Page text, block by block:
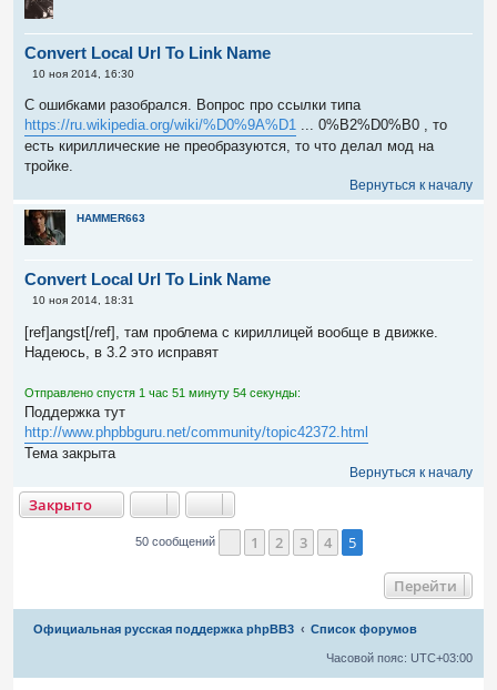
Convert Local Url To Link Name
С
о
б
щ
е
н
и
10 ноя 2014, 16:30
С ошибками разобрался. Вопрос про ссылки типа
https://ru.wikipedia.org/wiki/%D0%9A%D1 ... 0%B2%D0%B0 , то
есть кириллические не преобразуются, то что делал мод на
тройке.
Вернуться к началу
HAMMER663
Convert Local Url To Link Name
С
б
щ
и
е
10 ноя 2014, 18:31
[ref]angst[/ref], там проблема с кириллицей вообще в движке.
Надеюсь, в 3.2 это исправят
Отправлено спустя 1 час 51 минуту 54 секунды:
Поддержка тут
http://www.phpbbguru.net/community/topic42372.html
Тема закрыта
Вернуться к началу
Закрыто
50 сообщений Пред.
1 2 3 4 5
Перейти
Официальная русская поддержка phpBB3 Список форумов
Часовой пояс: UTC+03:00
Связаться с